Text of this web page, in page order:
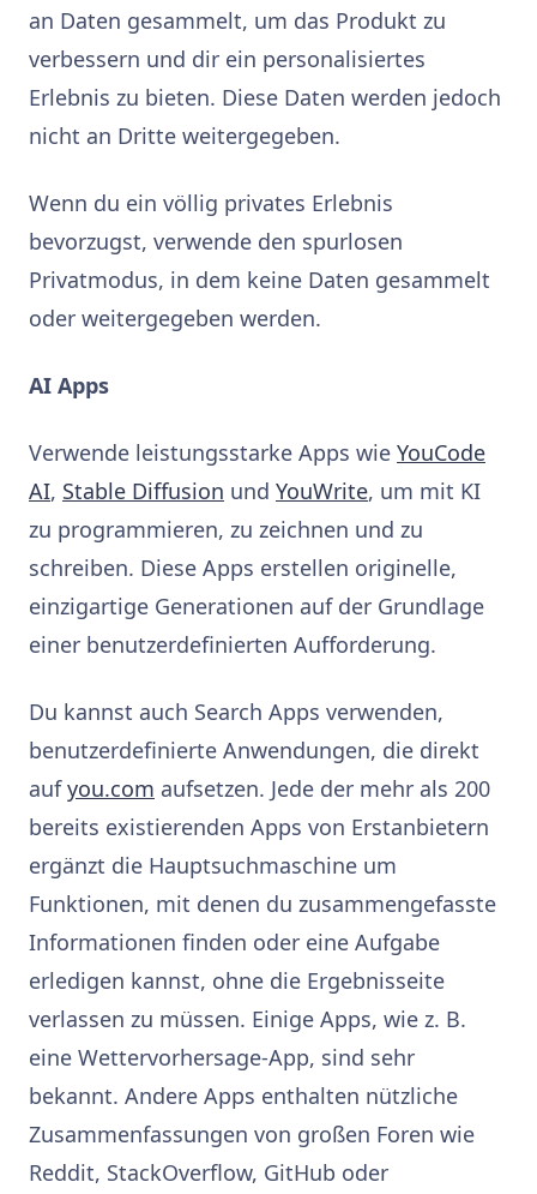
an Daten gesammelt, um das Produkt zu
verbessern und dir ein personalisiertes
Erlebnis zu bieten. Diese Daten werden jedoch
nicht an Dritte weitergegeben.
Wenn du ein völlig privates Erlebnis
bevorzugst, verwende den spurlosen
Privatmodus, in dem keine Daten gesammelt
oder weitergegeben werden.
AI Apps
Verwende leistungsstarke Apps wie YouCode
AI, Stable Diffusion und YouWrite, um mit KI
zu programmieren, zu zeichnen und zu
schreiben. Diese Apps erstellen originelle,
einzigartige Generationen auf der Grundlage
einer benutzerdefinierten Aufforderung.
Du kannst auch Search Apps verwenden,
benutzerdefinierte Anwendungen, die direkt
aufyou.com aufsetzen. Jede der mehr als 200
bereits existierenden Apps von Erstanbietern
ergänzt die Hauptsuchmaschine um
Funktionen, mit denen du zusammengefasste
Informationen finden oder eine Aufgabe
erledigen kannst, ohne die Ergebnisseite
verlassen zu müssen. Einige Apps, wie z. B.
eine Wettervorhersage-App, sind sehr
bekannt. Andere Apps enthalten nützliche
Zusammenfassungen von großen Foren wie
Reddit, StackOverflow, GitHub oder